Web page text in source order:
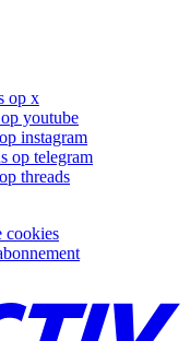
op x
youtube
instagram
op telegram
threads
cookies